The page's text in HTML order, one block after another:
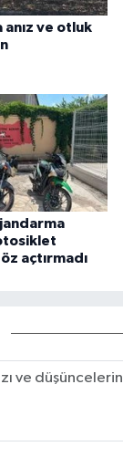
anız ve otluk
açtırmadı